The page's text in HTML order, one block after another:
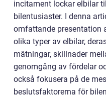
incitament lockar elbilar
bilentusiaster. I denna
omfattande presentation
olika typer av elbilar,
mätningar, skillnader
genomgång av fördelar
också fokusera på de
beslutsfaktorerna för